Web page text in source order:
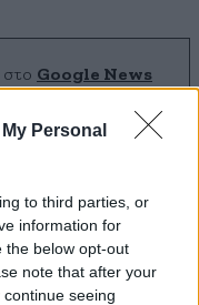
Personal
to third parties, or
information for
the below opt-out
note that after your
seeing
στο Google News